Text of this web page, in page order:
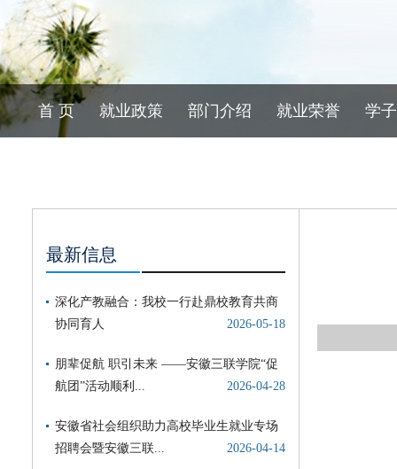
首 页 就业政策 部门介绍 就业荣誉 学
最新信息